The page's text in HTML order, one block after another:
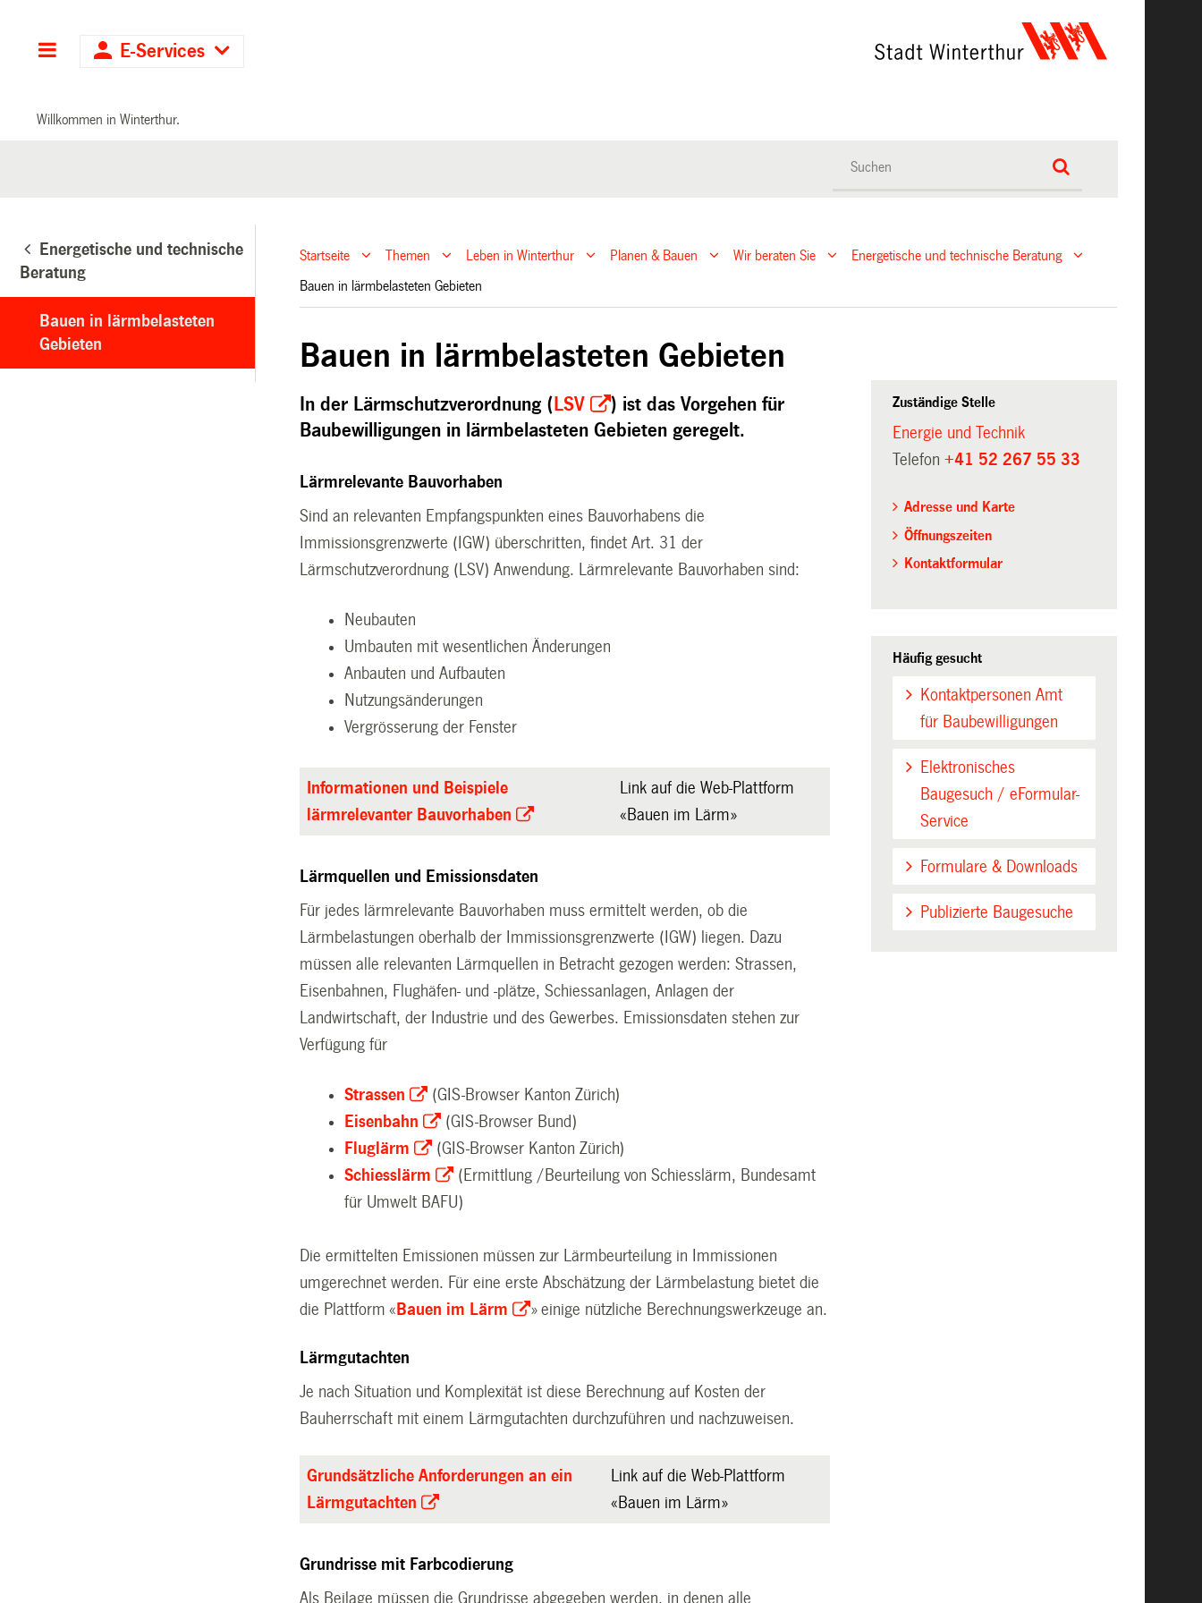
Hauptnavigation
E-Services
Willkommen in Winterthur.
Energetische und technische
Beratung
Bauen in lärmbelasteten
Gebieten
Startseite Themen Leben in Winterthur Planen & Bauen Wir beraten Sie
Energetische und technische Beratung
Bauen in lärmbelasteten Gebieten
Bauen in lärmbelasteten Gebieten
In der Lärmschutzverordnung ( LSV
) ist das Vorgehen für
Baubewilligungen in lärmbelasteten Gebieten geregelt.
Lärmrelevante Bauvorhaben
Sind an relevanten Empfangspunkten eines Bauvorhabens die
Immissionsgrenzwerte (IGW) überschritten, findet Art. 31 der
Lärmschutzverordnung (LSV) Anwendung. Lärmrelevante Bauvorhaben sind:
Neubauten
Umbauten mit wesentlichen Änderungen
Anbauten und Aufbauten
Nutzungsänderungen
Vergrösserung der Fenster
Informationen und Beispiele
lärmrelevanter Bauvorhaben
Link auf die Web-Plattform
«Bauen im Lärm»
Lärmquellen und Emissionsdaten
Für jedes lärmrelevante Bauvorhaben muss ermittelt werden, ob die
Lärmbelastungen oberhalb der Immissionsgrenzwerte (IGW) liegen. Dazu
müssen alle relevanten Lärmquellen in Betracht gezogen werden: Strassen,
Eisenbahnen, Flughäfen- und -plätze, Schiessanlagen, Anlagen der
Landwirtschaft, der Industrie und des Gewerbes. Emissionsdaten stehen zur
Verfügung für
Strassen
(GIS-Browser Kanton Zürich)
Eisenbahn
(GIS-Browser Bund)
Fluglärm
(GIS-Browser Kanton Zürich)
Schiesslärm
(Ermittlung /Beurteilung von Schiesslärm, Bundesamt
für Umwelt BAFU)
Die ermittelten Emissionen müssen zur Lärmbeurteilung in Immissionen
umgerechnet werden. Für eine erste Abschätzung der Lärmbelastung bietet die
die Plattform « Bauen im Lärm » einige nützliche Berechnungswerkzeuge an.
Lärmgutachten
Je nach Situation und Komplexität ist diese Berechnung auf Kosten der
Bauherrschaft mit einem Lärmgutachten durchzuführen und nachzuweisen.
Grundsätzliche Anforderungen an ein
Lärmgutachten
Link auf die Web-Plattform
«Bauen im Lärm»
Grundrisse mit Farbcodierung
Als Beilage müssen die Grundrisse abgegeben werden, in denen alle
Zuständige Stelle
Energie und Technik
Telefon +41 52 267 55 33
Adresse und Karte
Öffnungszeiten
Kontaktformular
Häufig gesucht
Kontaktpersonen Amt
für Baubewilligungen
Elektronisches
Baugesuch / eFormular-
Service
Formulare & Downloads
Publizierte Baugesuche